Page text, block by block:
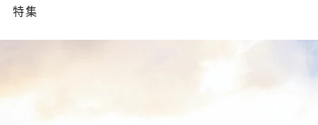
特集